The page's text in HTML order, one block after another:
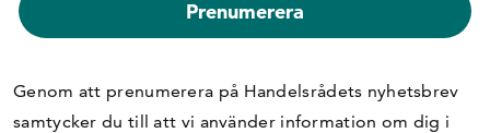
Genom att prenumerera på Handelsrådets nyhetsbrev
samtycker du till att vi använder information om dig i